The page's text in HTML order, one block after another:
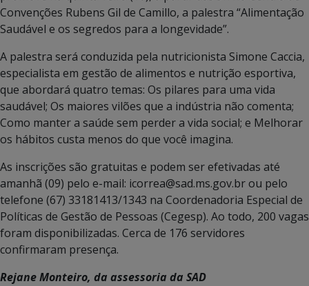
Convenções Rubens Gil de Camillo, a palestra “Alimentação
Saudável e os segredos para a longevidade”.
A palestra será conduzida pela nutricionista Simone Caccia,
especialista em gestão de alimentos e nutrição esportiva,
que abordará quatro temas: Os pilares para uma vida
saudável; Os maiores vilões que a indústria não comenta;
Como manter a saúde sem perder a vida social; e Melhorar
os hábitos custa menos do que você imagina.
As inscrições são gratuitas e podem ser efetivadas até
amanhã (09) pelo e-mail: icorrea@sad.ms.gov.br ou pelo
telefone (67) 33181413/1343 na Coordenadoria Especial de
Políticas de Gestão de Pessoas (Cegesp). Ao todo, 200 vagas
foram disponibilizadas. Cerca de 176 servidores
confirmaram presença.
Rejane Monteiro, da assessoria da SAD